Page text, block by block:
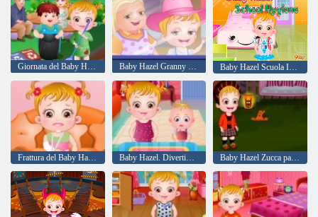
Giornata del Baby Hazel Terra Baby Hazel Granny Casa Baby Hazel Scuola Igiene
Frattura del Baby Hazel mano Baby Hazel. Divertimento Ringraziamento Baby Hazel Zucca partito